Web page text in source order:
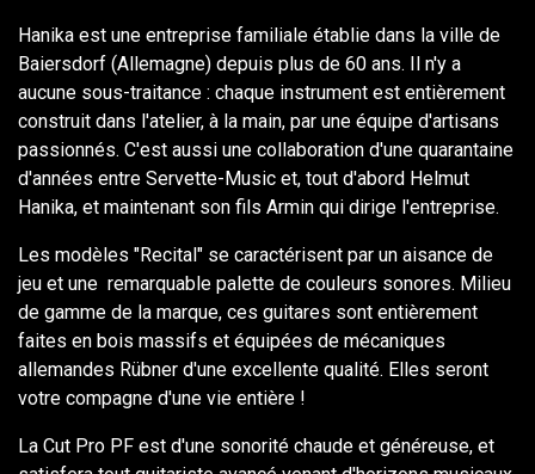
Hanika est une entreprise familiale établie dans la ville de
Baiersdorf (Allemagne) depuis plus de 60 ans. Il n'y a
aucune sous-traitance : chaque instrument est entièrement
construit dans l'atelier, à la main, par une équipe d'artisans
passionnés. C'est aussi une collaboration d'une quarantaine
d'années entre Servette-Music et, tout d'abord Helmut
Hanika, et maintenant son fils Armin qui dirige l'entreprise.
Les modèles "Recital" se caractérisent par un aisance de
jeu et une remarquable palette de couleurs sonores. Milieu
de gamme de la marque, ces guitares sont entièrement
faites en bois massifs et équipées de mécaniques
allemandes Rübner d'une excellente qualité. Elles seront
votre compagne d'une vie entière !
La Cut Pro PF est d'une sonorité chaude et généreuse, et